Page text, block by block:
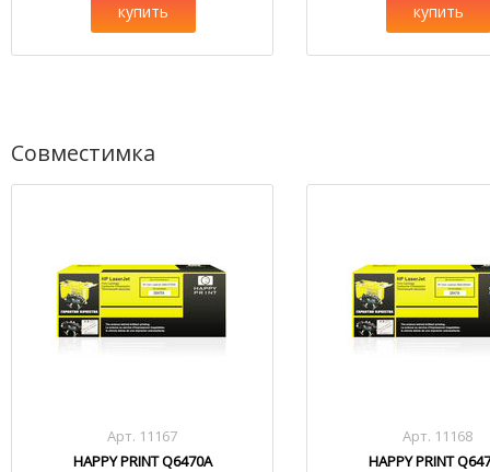
купить купить
Совместимка
Арт. 11167
HAPPY PRINT Q6470A
Арт. 11168
HAPPY PRINT